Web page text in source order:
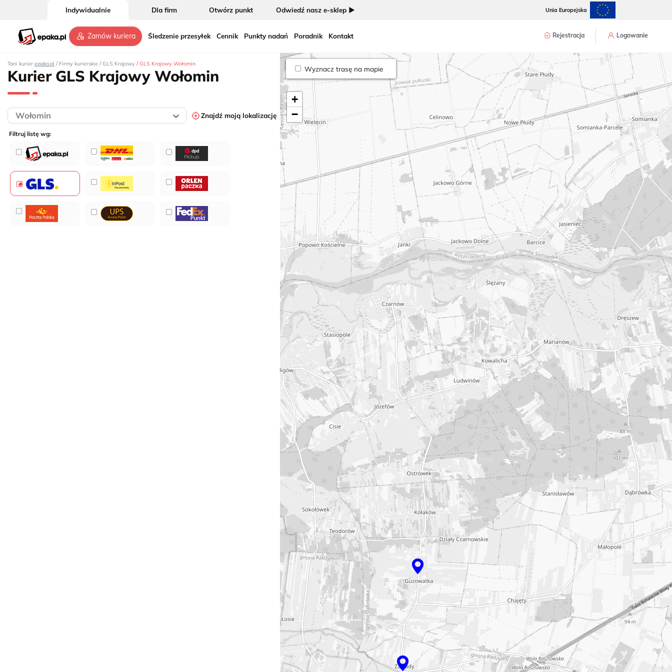
Indywidualnie Dla firm Otwórz punkt Odwiedź nasz e-sklep ► Unia Europejska
Zamów kuriera Śledzenie przesyłek Cennik Punkty nadań Poradnik Kontakt Rejestracja Logowanie
Tani kurier epaka.pl / Firmy kurierskie / GLS Krajowy / GLS Krajowy Wołomin
Kurier GLS Krajowy Wołomin
Znajdź moją lokalizację
Filtruj listę wg:
Wyznacz trasę na mapie
+
−